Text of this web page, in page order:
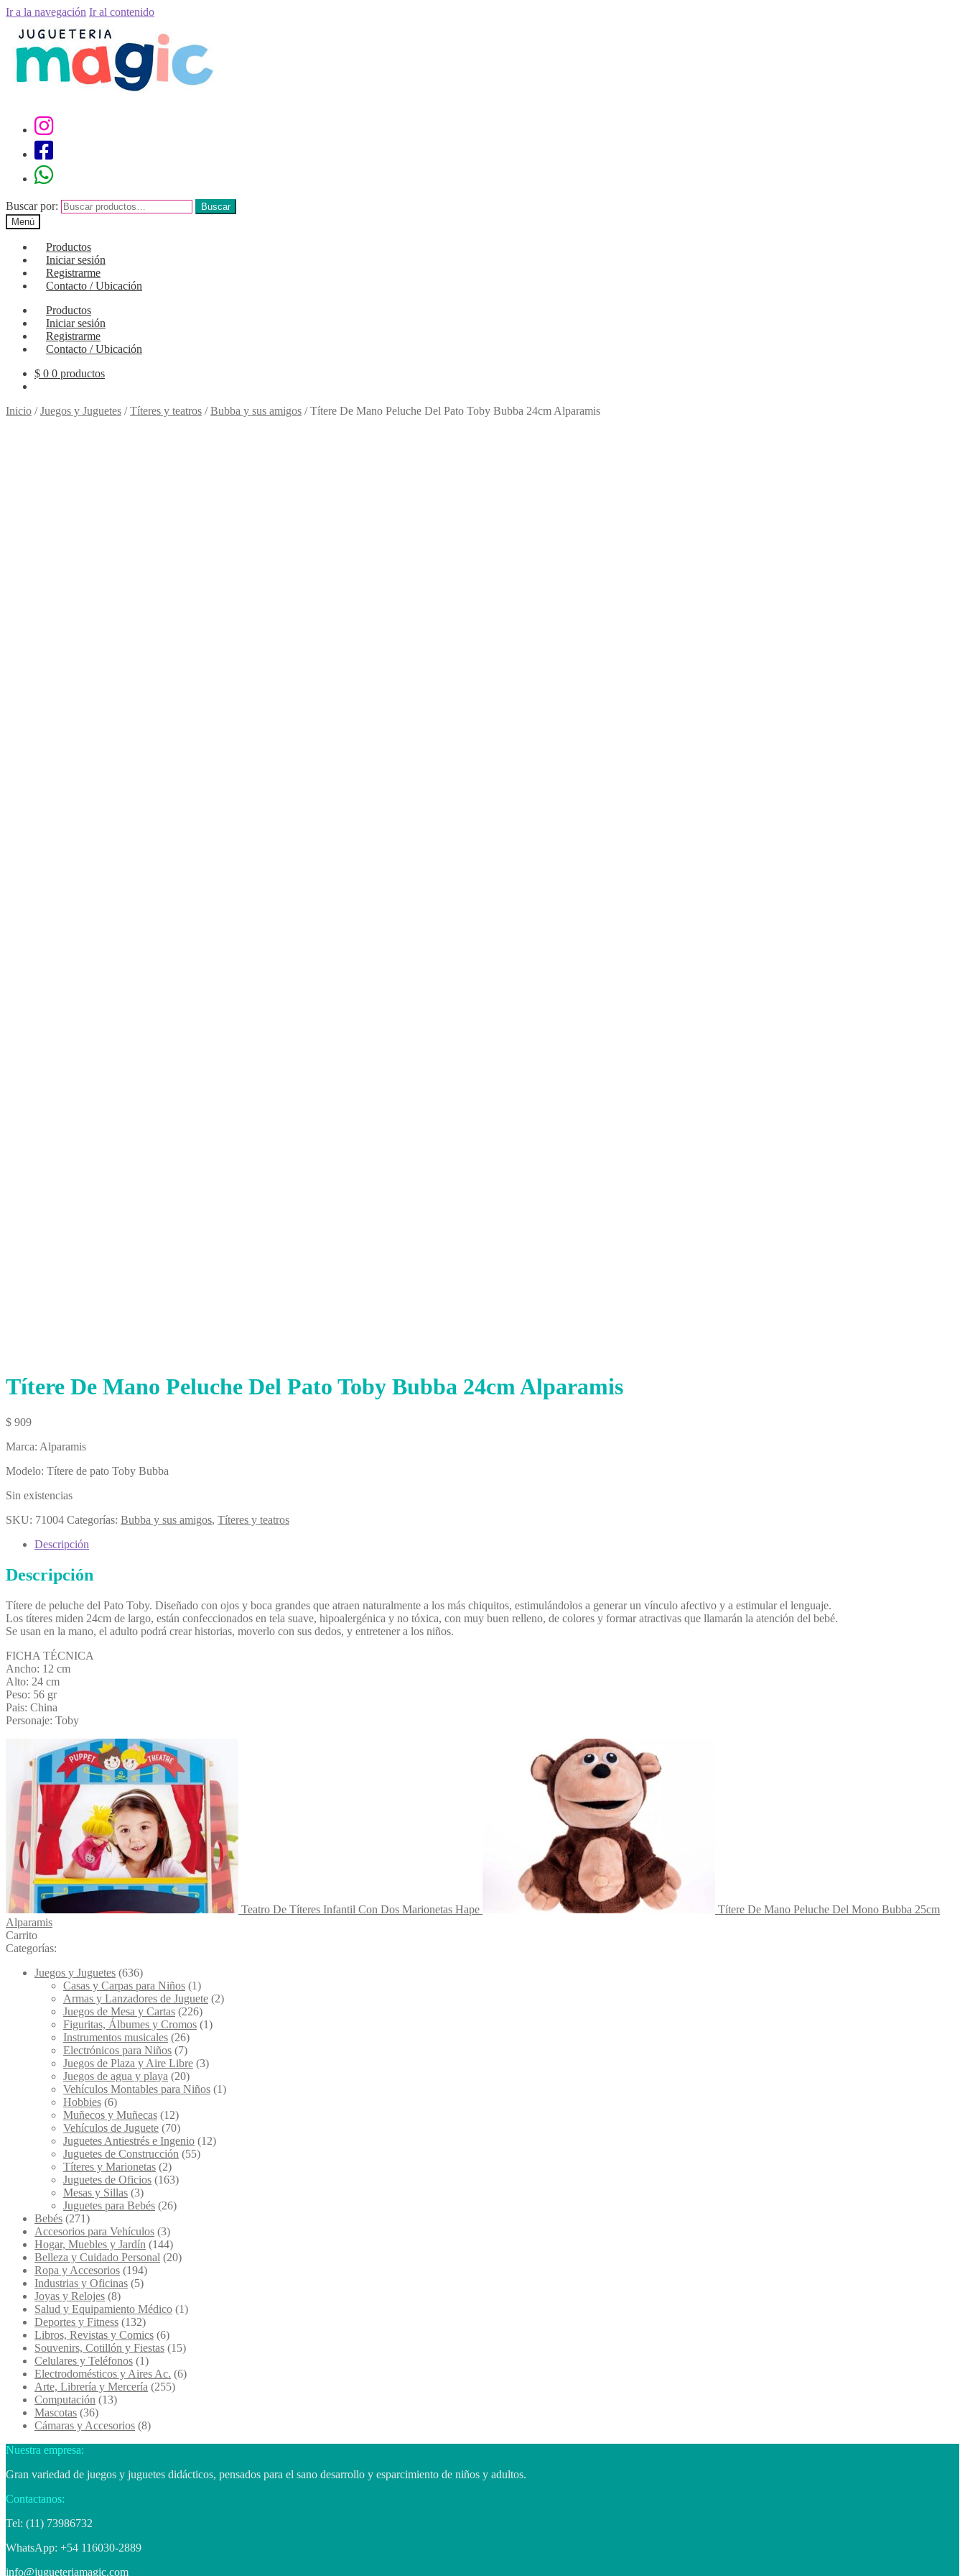
Ir a la navegación Ir al contenido
Buscar por:
Buscar
Menú
Productos
Iniciar sesión
Registrarme
Contacto / Ubicación
Productos
Iniciar sesión
Registrarme
Contacto / Ubicación
$ 0 0 productos
Inicio /Juegos y Juguetes /Títeres y teatros /Bubba y sus amigos /Títere De Mano Peluche Del Pato Toby Bubba 24cm Alparamis
Títere De Mano Peluche Del Pato Toby Bubba 24cm Alparamis
$ 909
Marca: Alparamis
Modelo: Títere de pato Toby Bubba
Sin existencias
SKU: 71004 Categorías: Bubba y sus amigos, Títeres y teatros
Descripción
Descripción
Títere de peluche del Pato Toby. Diseñado con ojos y boca grandes que atraen naturalmente a los más chiquitos, estimulándolos a generar un vínculo afectivo y a estimular el lenguaje.
Los títeres miden 24cm de largo, están confeccionados en tela suave, hipoalergénica y no tóxica, con muy buen relleno, de colores y formar atractivas que llamarán la atención del bebé.
Se usan en la mano, el adulto podrá crear historias, moverlo con sus dedos, y entretener a los niños.
FICHA TÉCNICA
Ancho: 12 cm
Alto: 24 cm
Peso: 56 gr
Pais: China
Personaje: Toby
Teatro De Títeres Infantil Con Dos Marionetas Hape
Títere De Mano Peluche Del Mono Bubba 25cm
Alparamis
Carrito
Categorías:
Juegos y Juguetes (636)
Casas y Carpas para Niños (1)
Armas y Lanzadores de Juguete (2)
Juegos de Mesa y Cartas (226)
Figuritas, Álbumes y Cromos (1)
Instrumentos musicales (26)
Electrónicos para Niños (7)
Juegos de Plaza y Aire Libre (3)
Juegos de agua y playa (20)
Vehículos Montables para Niños (1)
Hobbies (6)
Muñecos y Muñecas (12)
Vehículos de Juguete (70)
Juguetes Antiestrés e Ingenio (12)
Juguetes de Construcción (55)
Títeres y Marionetas (2)
Juguetes de Oficios (163)
Mesas y Sillas (3)
Juguetes para Bebés (26)
Bebés (271)
Accesorios para Vehículos (3)
Hogar, Muebles y Jardín (144)
Belleza y Cuidado Personal (20)
Ropa y Accesorios (194)
Industrias y Oficinas (5)
Joyas y Relojes (8)
Salud y Equipamiento Médico (1)
Deportes y Fitness (132)
Libros, Revistas y Comics (6)
Souvenirs, Cotillón y Fiestas (15)
Celulares y Teléfonos (1)
Electrodomésticos y Aires Ac. (6)
Arte, Librería y Mercería (255)
Computación (13)
Mascotas (36)
Cámaras y Accesorios (8)
Nuestra empresa:
Gran variedad de juegos y juguetes didácticos, pensados para el sano desarrollo y esparcimiento de niños y adultos.
Contactanos:
Tel: (11) 73986732
WhatsApp: +54 116030-2889
info@jugueteriamagic.com